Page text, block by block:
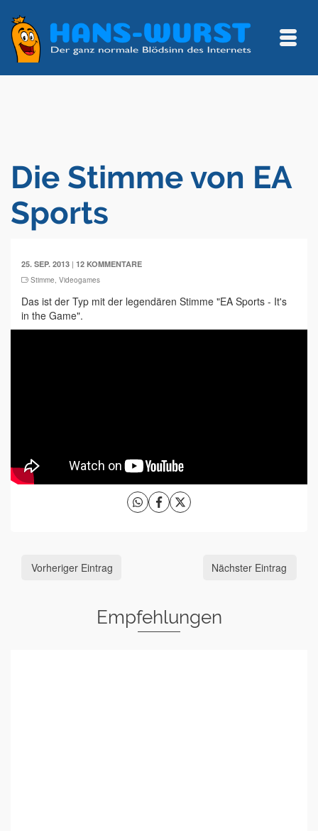
Die Stimme von EA
Sports
25. SEP. 2013 | 12 KOMMENTARE
Stimme, Videogames
Das ist der Typ mit der legendären Stimme "EA Sports - It's
in the Game".
Vorheriger Eintrag Nächster Eintrag
Empfehlungen